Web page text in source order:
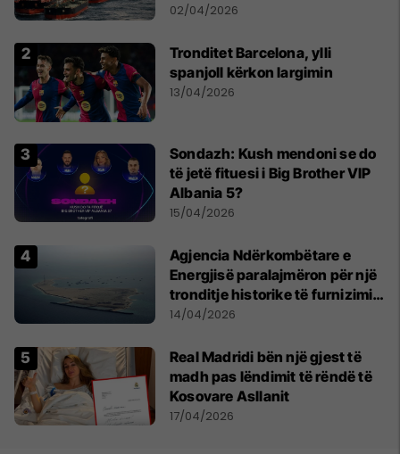
02/04/2026
Tronditet Barcelona, ylli
spanjoll kërkon largimin
13/04/2026
Sondazh: Kush mendoni se do
të jetë fituesi i Big Brother VIP
Albania 5?
15/04/2026
Agjencia Ndërkombëtare e
Energjisë paralajmëron për një
tronditje historike të furnizimit
me naftë, ndërsa lufta me
14/04/2026
Real Madridi bën një gjest të
madh pas lëndimit të rëndë të
Kosovare Asllanit
17/04/2026